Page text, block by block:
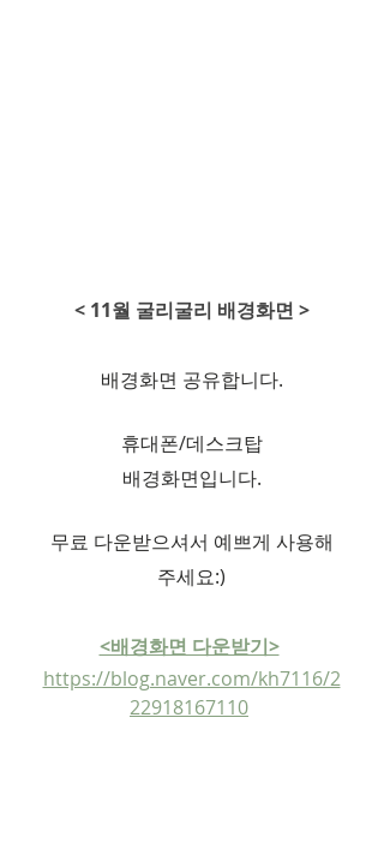
< 11월 굴리굴리 배경화면 >​​
배경화면 공유합니다.
​휴대폰/데스크탑
배경화면입니다.
무료 다운받으셔서 예쁘게 사용해
주세요:)
<배경화면 다운받기>
https://blog.naver.com/kh7116/2
22918167110